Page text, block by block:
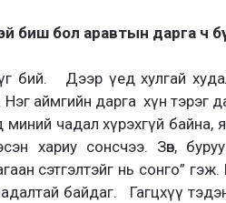
биш бол аравтын дарга ч
бий. Дээр үед хулгай
аймгийн дарга хүн тэрэг
миний чадал хүрэхгүй байна,
хариу сонсчээ. Зөв,
сэтгэлтэйг нь сонго”
байдаг. Гагцхүү